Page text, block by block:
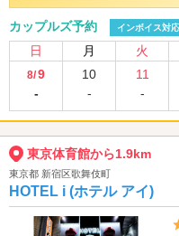
カップルズ予約 インボイス対応
日 月 火
8/9
-
10
-
11
-
東京体育館から1.9km
東京都 新宿区歌舞伎町
HOTEL i (ホテル アイ)